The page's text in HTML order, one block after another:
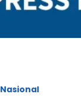
Nasional